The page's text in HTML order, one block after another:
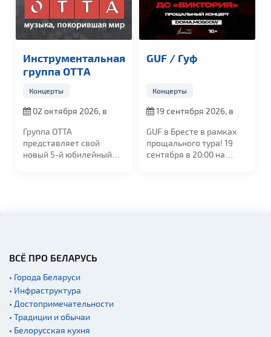
Инструментальная
группа OTTА
Концерты
02 октября 2026, в
Группа ОТТА
представляет свой
новый 5-й юбилейный
GUF / Гуф
Концерты
19 сентября 2026, в
GUF в Бресте в рамках
прощального тура! 19
сентября в 20:00 на
ВСЁ ПРО БЕЛАРУСЬ
• Города Беларуси
• Инфраструктура
• Достопримечательности
• Традиции и обычаи
• Белорусская кухня